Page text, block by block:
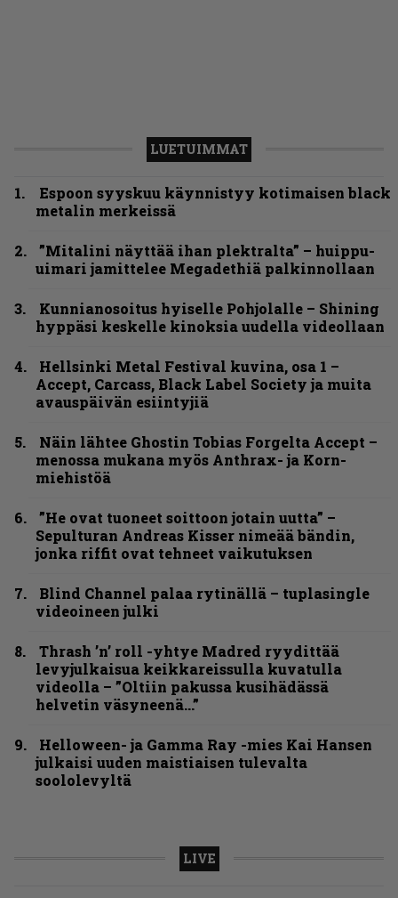
LUETUIMMAT
Espoon syyskuu käynnistyy kotimaisen black
metalin merkeissä
”Mitalini näyttää ihan plektralta” – huippu-
uimari jamittelee Megadethiä palkinnollaan
Kunnianosoitus hyiselle Pohjolalle – Shining
hyppäsi keskelle kinoksia uudella videollaan
Hellsinki Metal Festival kuvina, osa 1 –
Accept, Carcass, Black Label Society ja muita
avauspäivän esiintyjiä
Näin lähtee Ghostin Tobias Forgelta Accept –
menossa mukana myös Anthrax- ja Korn-
miehistöä
”He ovat tuoneet soittoon jotain uutta” –
Sepulturan Andreas Kisser nimeää bändin,
jonka riffit ovat tehneet vaikutuksen
Blind Channel palaa rytinällä – tuplasingle
videoineen julki
Thrash ’n’ roll -yhtye Madred ryydittää
levyjulkaisua keikkareissulla kuvatulla
videolla – ”Oltiin pakussa kusihädässä
helvetin väsyneenä…”
Helloween- ja Gamma Ray -mies Kai Hansen
julkaisi uuden maistiaisen tulevalta
soololevyltä
LIVE